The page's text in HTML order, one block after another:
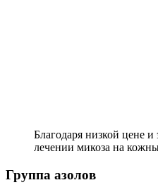
Благодаря низкой цене
лечении микоза на
Группа азолов